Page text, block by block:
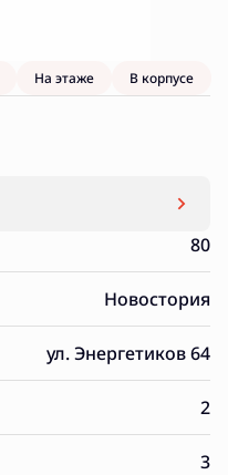
На этаже В корпусе
80
Новостория
ул. Энергетиков 64
2
3